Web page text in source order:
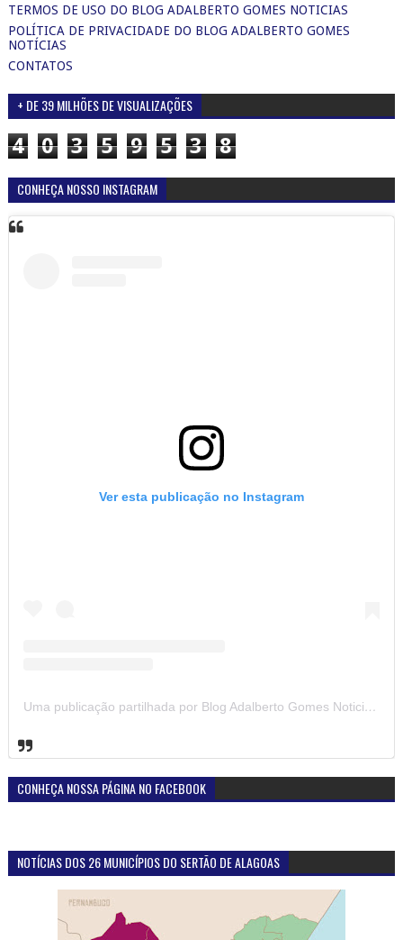
TERMOS DE USO DO BLOG ADALBERTO GOMES NOTICIAS
POLÍTICA DE PRIVACIDADE DO BLOG ADALBERTO GOMES
NOTÍCIAS
CONTATOS
+ DE 39 MILHÕES DE VISUALIZAÇÕES
4 0 3 5 9 5 3 8
CONHEÇA NOSSO INSTAGRAM
Ver esta publicação no Instagram
Uma publicação partilhada por Blog Adalberto Gomes Noticias (@blogadalbertogomesnoticiass)
CONHEÇA NOSSA PÁGINA NO FACEBOOK
NOTÍCIAS DOS 26 MUNICÍPIOS DO SERTÃO DE ALAGOAS